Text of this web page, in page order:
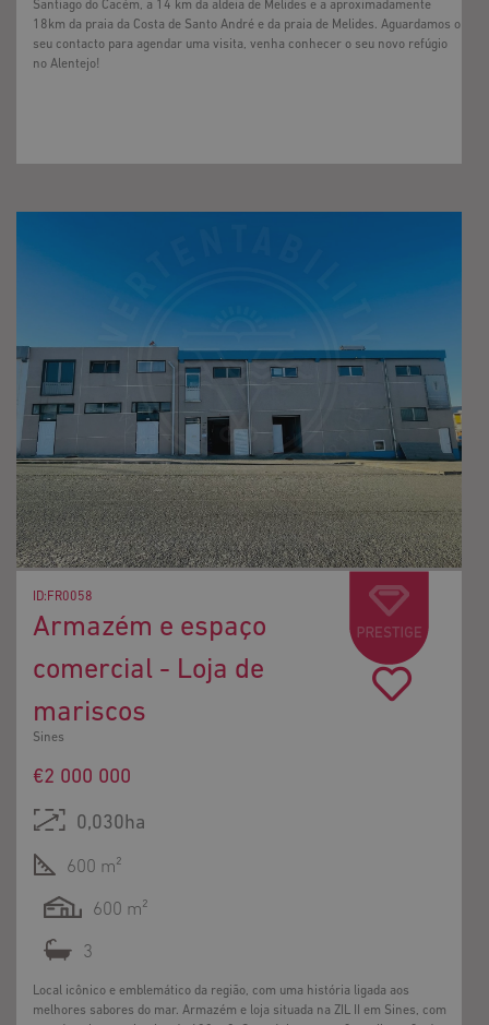
Santiago do Cacém, a 14 km da aldeia de Melides e a aproximadamente
18km da praia da Costa de Santo André e da praia de Melides. Aguardamos o
seu contacto para agendar uma visita, venha conhecer o seu novo refúgio
no Alentejo!
ID:FR0058
Armazém e espaço
comercial - Loja de
mariscos
Sines
€2 000 000
0,030ha
600 m²
600 m²
3
Local icônico e emblemático da região, com uma história ligada aos
melhores sabores do mar. Armazém e loja situada na ZIL II em Sines, com